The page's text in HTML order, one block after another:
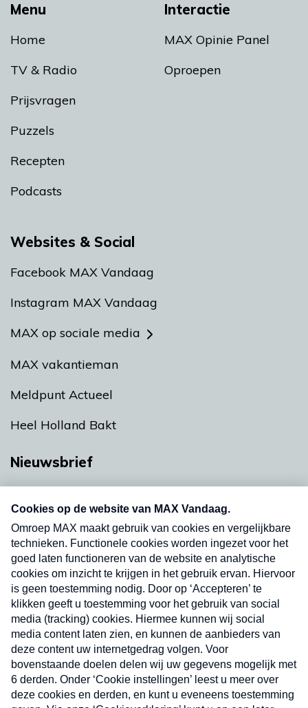
Menu
Home
TV & Radio
Prijsvragen
Puzzels
Recepten
Podcasts
Interactie
MAX Opinie Panel
Oproepen
Websites & Social
Facebook MAX Vandaag
Instagram MAX Vandaag
MAX op sociale media
MAX vakantieman
Meldpunt Actueel
Heel Holland Bakt
Nieuwsbrief
nieuwsbrief. Elke vrijdag- en dinsdagochtend in
uw mailbox.
Verzend
Nieuwsbrief